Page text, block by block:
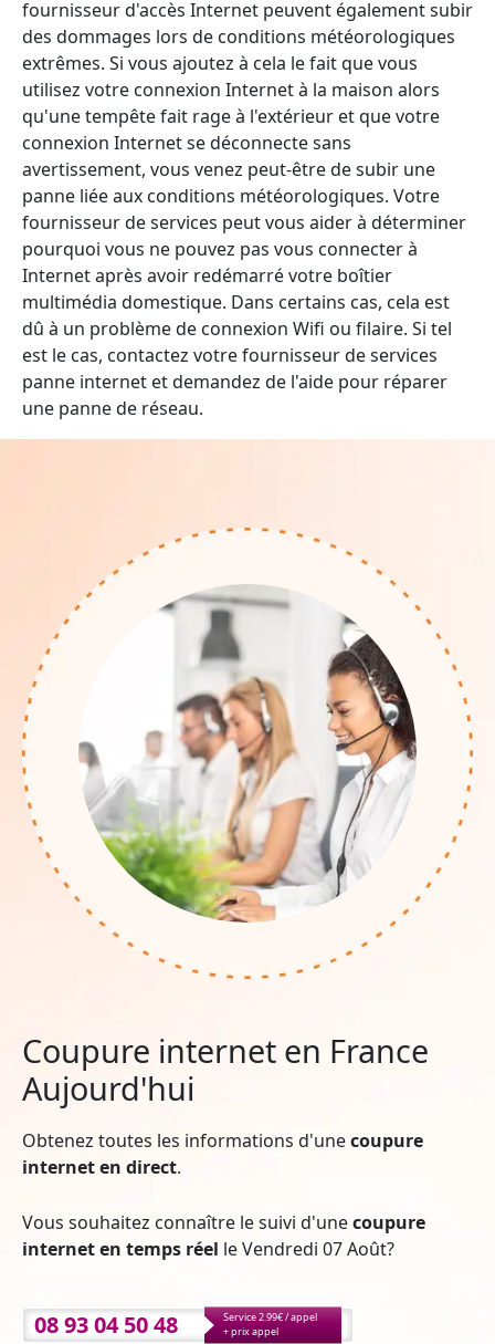
fournisseur d'accès Internet peuvent également subir
des dommages lors de conditions météorologiques
extrêmes. Si vous ajoutez à cela le fait que vous
utilisez votre connexion Internet à la maison alors
qu'une tempête fait rage à l'extérieur et que votre
connexion Internet se déconnecte sans
avertissement, vous venez peut-être de subir une
panne liée aux conditions météorologiques. Votre
fournisseur de services peut vous aider à déterminer
pourquoi vous ne pouvez pas vous connecter à
Internet après avoir redémarré votre boîtier
multimédia domestique. Dans certains cas, cela est
dû à un problème de connexion Wifi ou filaire. Si tel
est le cas, contactez votre fournisseur de services
panne internet et demandez de l'aide pour réparer
une panne de réseau.
Coupure internet en France
Aujourd'hui
Obtenez toutes les informations d'unecoupure
internet en direct.
Vous souhaitez connaître le suivi d'unecoupure
internet en temps réel le Vendredi 07 Août?
08 93 04 50 48
Service 2.99€ / appel
+ prix appel